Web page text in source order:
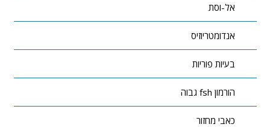
אל-וסת
אנדומטריוזיס
בעיות פוריות
הורמון fsh גבוה
כאבי מחזור